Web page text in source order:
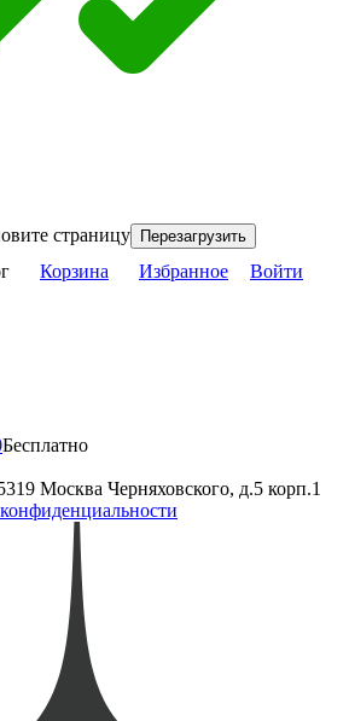
страницу Перезагрузить
Корзина Избранное Войти
Бесплатно
Москва Черняховского, д.5 корп.1